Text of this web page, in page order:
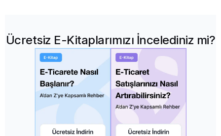
Ücretsiz E-Kitaplarımızı İncelediniz mi?